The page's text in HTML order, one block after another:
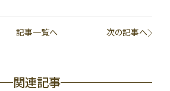
記事一覧へ 次の記事へ
関連記事